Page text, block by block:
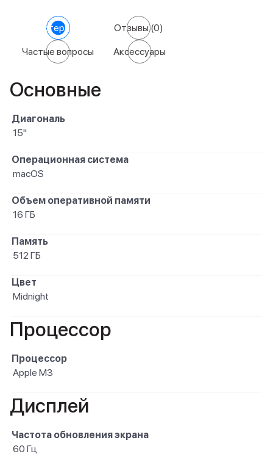
Характеристики Отзывы(0)
Частые вопросы Аксессуары
Основные
Диагональ
15"
Операционная система
macOS
Объем оперативной памяти
16 ГБ
Память
512 ГБ
Цвет
Midnight
Процессор
Процессор
Apple M3
Дисплей
Частота обновления экрана
60 Гц